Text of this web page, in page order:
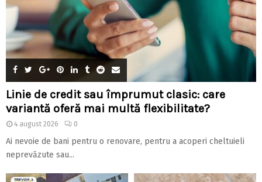
Linie de credit sau împrumut clasic: care
variantă oferă mai multă flexibilitate?
4 august 2026 0
Ai nevoie de bani pentru o renovare, pentru a acoperi cheltuieli
neprevăzute sau...